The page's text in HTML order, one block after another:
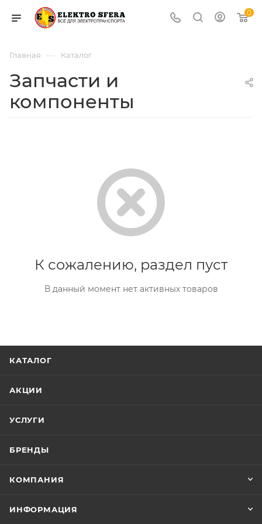
0
Главная — Каталог
Запчасти и
компоненты
К сожалению, раздел пуст
В данный момент нет активных товаров
КАТАЛОГ
АКЦИИ
УСЛУГИ
БРЕНДЫ
КОМПАНИЯ
ИНФОРМАЦИЯ